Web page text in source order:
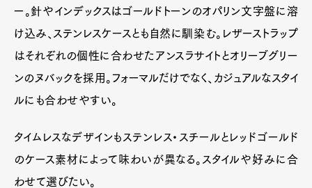
ー。針やインデックスはゴールドトーンのオパリン文字盤に溶
け込み、ステンレスケースとも自然に馴染む。レザーストラップ
はそれぞれの個性に合わせたアンスラサイトとオリーブグリー
ンのヌバックを採用。フォーマルだけでなく、カジュアルなスタイ
ルにも合わせやすい。
タイムレスなデザインもステンレス・スチールとレッドゴールド
のケース素材によって味わいが異なる。スタイルや好みに合
わせて選びたい。